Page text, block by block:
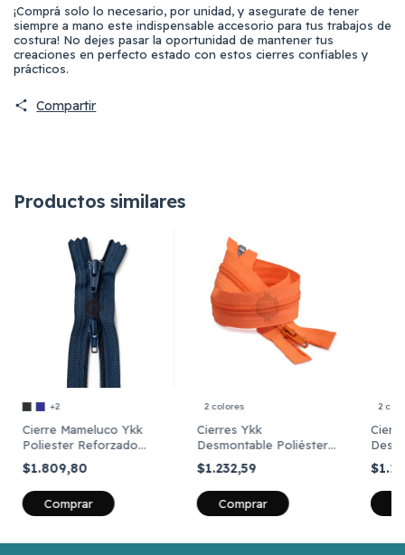
¡Comprá solo lo necesario, por unidad, y asegurate de tener
siempre a mano este indispensable accesorio para tus trabajos de
costura! No dejes pasar la oportunidad de mantener tus
creaciones en perfecto estado con estos cierres confiables y
prácticos.
Compartir
Productos similares
+2
Cierre Mameluco Ykk
Poliester Reforzado
Cadena 5 De 70cm
$1.809,80
Comprar
2 colores
Cierres Ykk
Desmontable Poliéster
Reforzado Fluo De 70
Cm
$1.232,59
Comprar
2
Cm